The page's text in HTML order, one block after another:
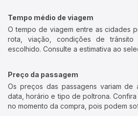
Tempo médio de viagem
O tempo de viagem entre as cidades
rota, viação, condições de
escolhido. Consulte a estimativa ao
Preço da passagem
Os preços das passagens variam de
data, horário e tipo de poltrona.
no momento da compra, pois podem